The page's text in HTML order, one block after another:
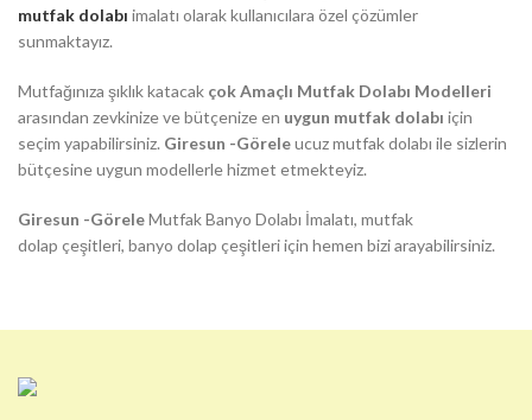
mutfak dolabı imalatı olarak kullanıcılara özel çözümler
sunmaktayız.
Mutfağınıza şıklık katacak çok Amaçlı Mutfak Dolabı Modelleri
arasından zevkinize ve bütçenize en uygun mutfak dolabı için
seçim yapabilirsiniz. Giresun -Göreleucuz mutfak dolabı ile sizlerin
bütçesine uygun modellerle hizmet etmekteyiz.
Giresun -GöreleMutfak Banyo Dolabı İmalatı, mutfak
dolap çeşitleri, banyo dolap çeşitleri için hemen bizi arayabilirsiniz.